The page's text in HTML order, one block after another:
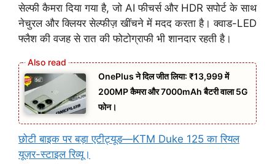
सेल्फी कैमरा दिया गया है, जो AI फीचर्स और HDR सपोर्ट के साथ
नेचुरल और क्लियर सेल्फीज़ खींचने में मदद करता है। क्वाड-LED
फ्लैश की वजह से रात की फोटोग्राफी भी शानदार रहती है।
OnePlus ने दिल जीत लिया: ₹13,999 में
200MP कैमरा और 7000mAh बैटरी वाला 5G
फोन।
छोटी बाइक पर बड़ा एटीट्यूड—KTM Duke 125 का रियल
यूज़र-स्टाइल रिव्यू।